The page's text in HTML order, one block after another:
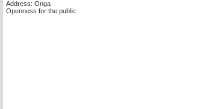
Address: Onga
Openness for the public: